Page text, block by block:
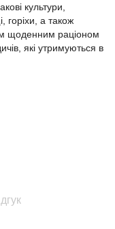
культури,
горіхи, а також
щоденним раціоном
які утримуються в